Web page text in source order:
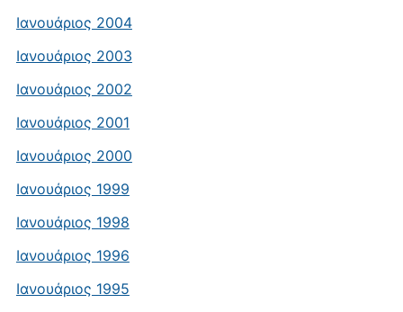
Ιανουάριος 2004
Ιανουάριος 2003
Ιανουάριος 2002
Ιανουάριος 2001
Ιανουάριος 2000
Ιανουάριος 1999
Ιανουάριος 1998
Ιανουάριος 1996
Ιανουάριος 1995